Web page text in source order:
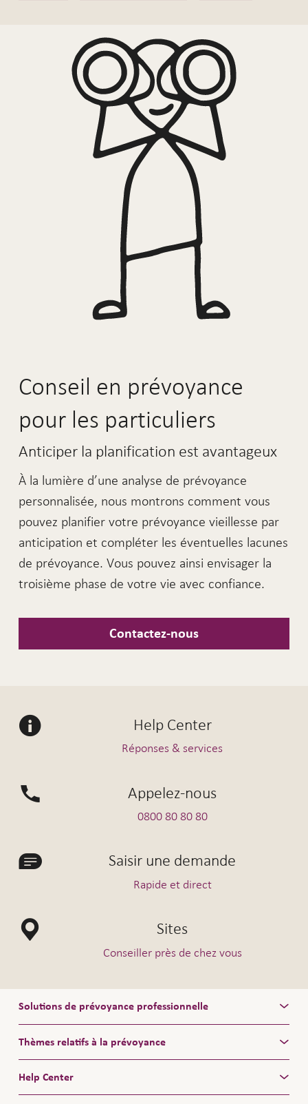
Conseil en prévoyance
pour les particuliers
Anticiper la planification est avantageux
À la lumière d’une analyse de prévoyance
personnalisée, nous montrons comment vous
pouvez planifier votre prévoyance vieillesse par
anticipation et compléter les éventuelles lacunes
de prévoyance. Vous pouvez ainsi envisager la
troisième phase de votre vie avec confiance.
Contactez-nous
Help Center
Réponses & services
Appelez-nous
0800 80 80 80
Saisir une demande
Rapide et direct
Sites
Conseiller près de chez vous
Solutions de prévoyance professionnelle
Thèmes relatifs à la prévoyance
Help Center